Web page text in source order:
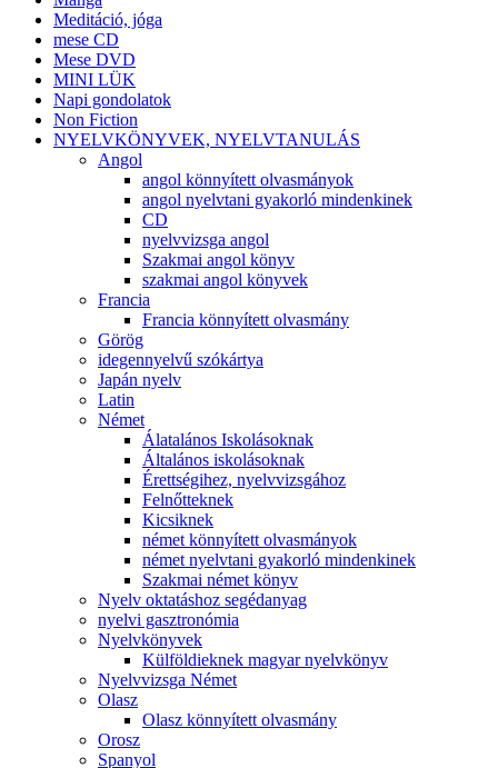
Meditáció, jóga
mese CD
Mese DVD
MINI LÜK
Napi gondolatok
Non Fiction
NYELVKÖNYVEK, NYELVTANULÁS
Angol
angol könnyített olvasmányok
angol nyelvtani gyakorló mindenkinek
CD
nyelvvizsga angol
Szakmai angol könyv
szakmai angol könyvek
Francia
Francia könnyített olvasmány
Görög
idegennyelvű szókártya
Japán nyelv
Latin
Német
Álatalános Iskolásoknak
Általános iskolásoknak
Érettségihez, nyelvvizsgához
Felnőtteknek
Kicsiknek
német könnyített olvasmányok
német nyelvtani gyakorló mindenkinek
Szakmai német könyv
Nyelv oktatáshoz segédanyag
nyelvi gasztronómia
Nyelvkönyvek
Külföldieknek magyar nyelvkönyv
Nyelvvizsga Német
Olasz
Olasz könnyített olvasmány
Orosz
Spanyol